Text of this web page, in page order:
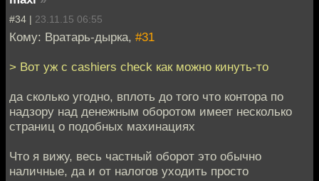
#34 | 23.11.15 06:55
Кому: Вратарь-дырка, #31
> Вот уж с cashiers check как можно кинуть-то
да сколько угодно, вплоть до того что контора по
надзору над денежным оборотом имеет несколько
страниц о подобных махинациях
Что я вижу, весь частный оборот это обычно
наличные, да и от налогов уходить просто